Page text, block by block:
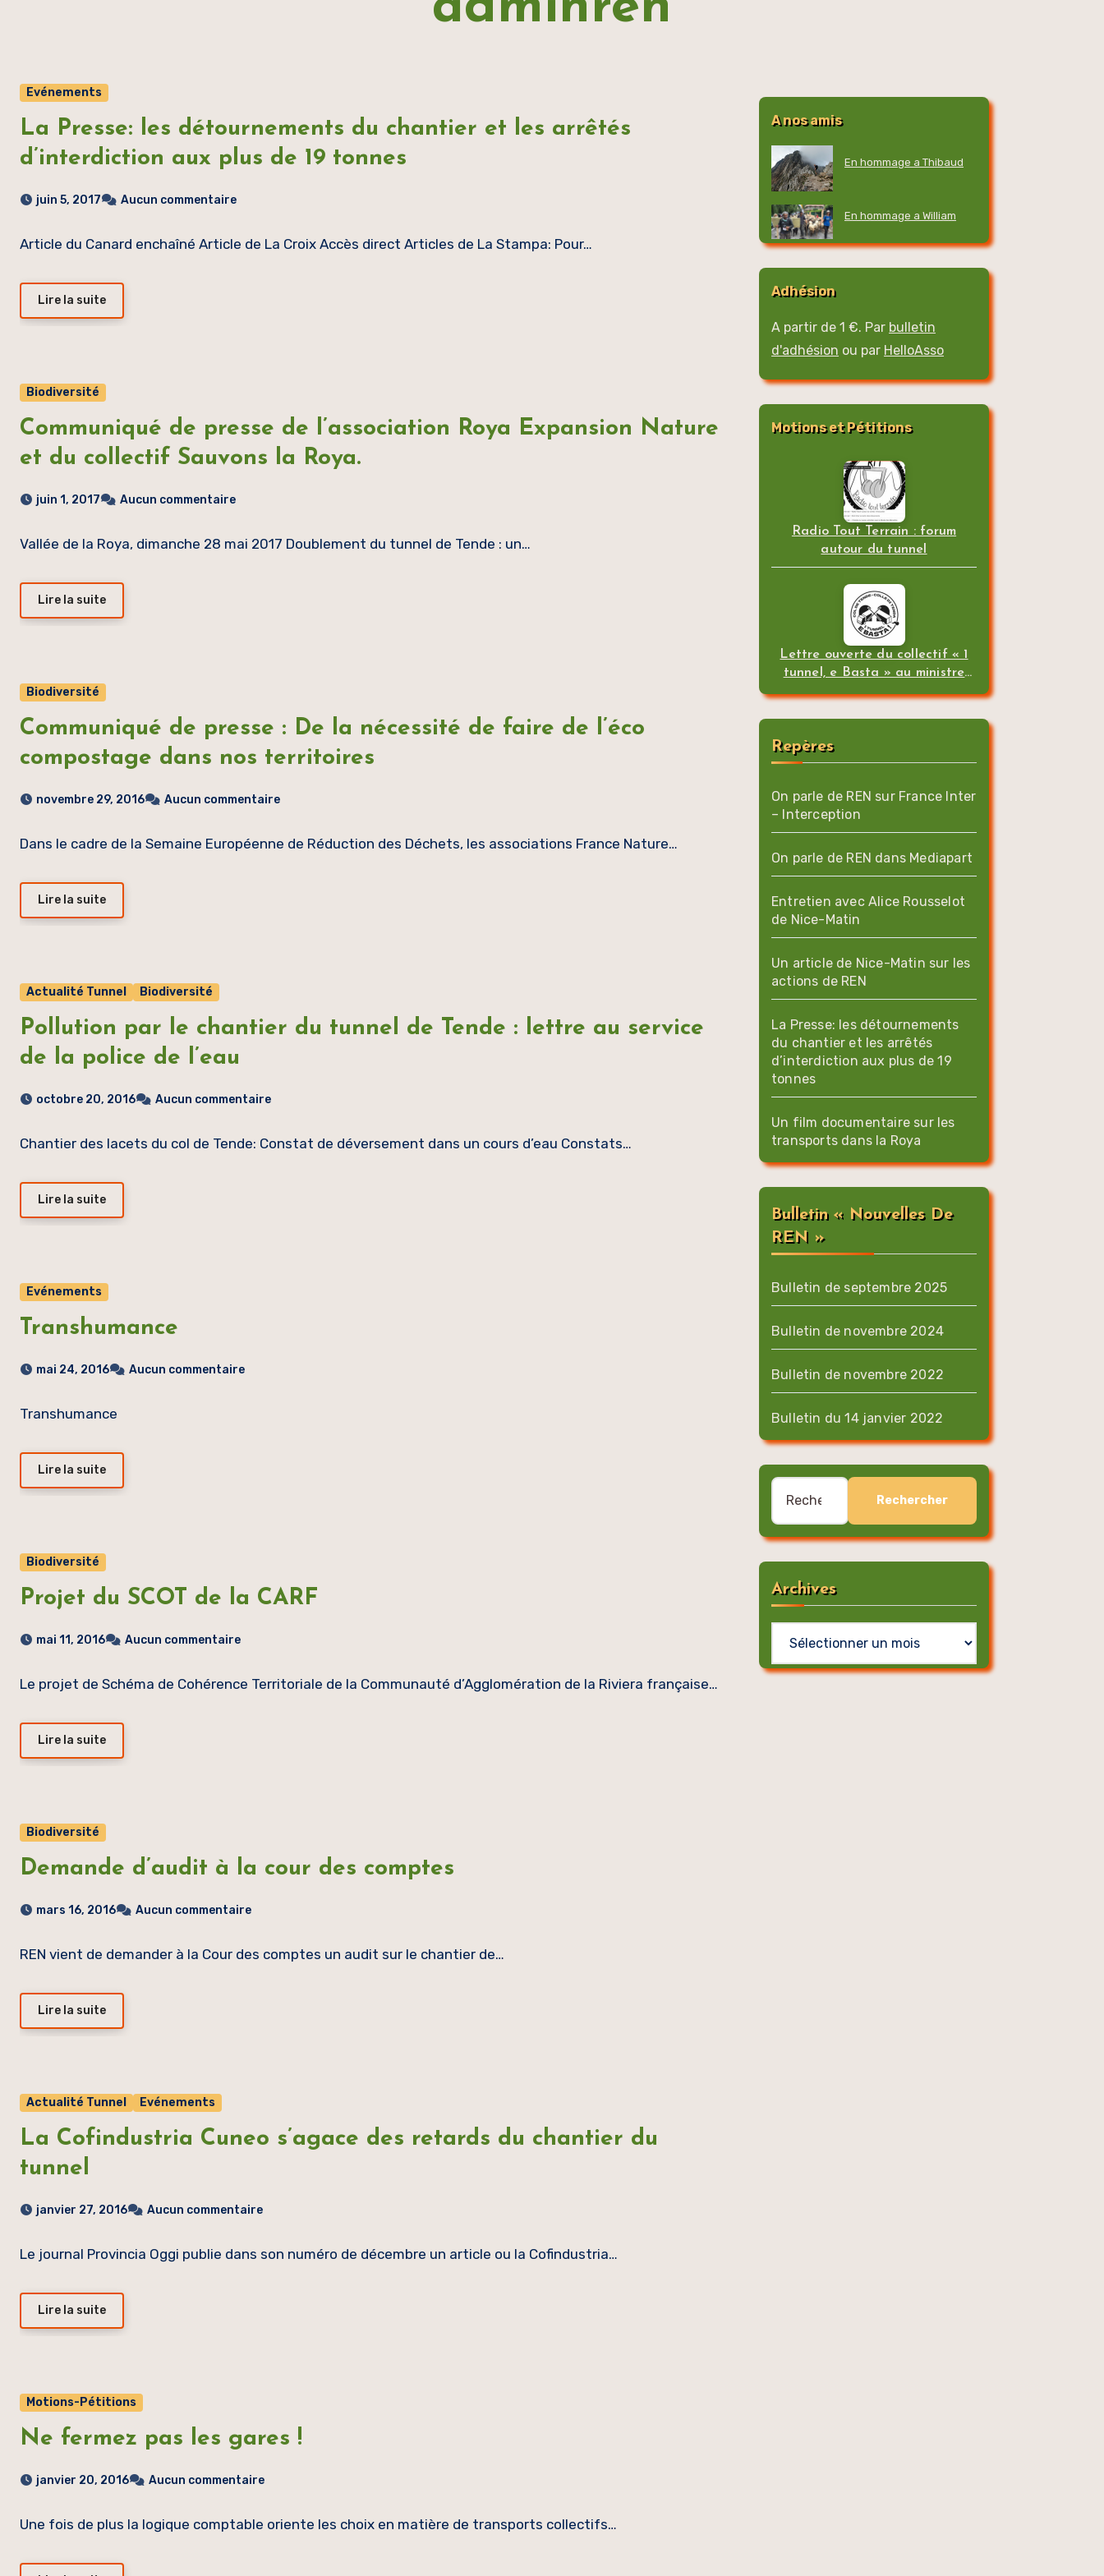
Evénements
La Presse: les détournements du chantier et les arrêtés
d’interdiction aux plus de 19 tonnes
juin 5, 2017 Aucun commentaire
Article du Canard enchaîné Article de La Croix Accès direct Articles de La Stampa: Pour…
Lire la suite
Biodiversité
Communiqué de presse de l’association Roya Expansion Nature
et du collectif Sauvons la Roya.
juin 1, 2017 Aucun commentaire
Vallée de la Roya, dimanche 28 mai 2017 Doublement du tunnel de Tende : un…
Lire la suite
Biodiversité
Communiqué de presse : De la nécessité de faire de l’éco
compostage dans nos territoires
novembre 29, 2016 Aucun commentaire
Dans le cadre de la Semaine Européenne de Réduction des Déchets, les associations France Nature…
Lire la suite
Actualité Tunnel Biodiversité
Pollution par le chantier du tunnel de Tende : lettre au service
de la police de l’eau
octobre 20, 2016 Aucun commentaire
Chantier des lacets du col de Tende: Constat de déversement dans un cours d’eau Constats…
Lire la suite
Evénements
Transhumance
mai 24, 2016 Aucun commentaire
Transhumance
Lire la suite
Biodiversité
Projet du SCOT de la CARF
mai 11, 2016 Aucun commentaire
Le projet de Schéma de Cohérence Territoriale de la Communauté d’Agglomération de la Riviera française…
Lire la suite
Biodiversité
Demande d’audit à la cour des comptes
mars 16, 2016 Aucun commentaire
REN vient de demander à la Cour des comptes un audit sur le chantier de…
Lire la suite
Actualité Tunnel Evénements
La Cofindustria Cuneo s’agace des retards du chantier du
tunnel
janvier 27, 2016 Aucun commentaire
Le journal Provincia Oggi publie dans son numéro de décembre un article ou la Cofindustria…
Lire la suite
Motions-Pétitions
Ne fermez pas les gares !
janvier 20, 2016 Aucun commentaire
Une fois de plus la logique comptable oriente les choix en matière de transports collectifs…
A nos amis
En hommage a Thibaud
En hommage a William
Adhésion
A partir de 1 €. Par bulletin
d'adhésion ou par HelloAsso
Motions et Pétitions
Radio Tout Terrain : forum
autour du tunnel
Lettre ouverte du collectif « 1
tunnel, e Basta » au ministre
Repères
On parle de REN sur France Inter
– Interception
On parle de REN dans Mediapart
Entretien avec Alice Rousselot
de Nice-Matin
Un article de Nice-Matin sur les
actions de REN
La Presse: les détournements
du chantier et les arrêtés
d’interdiction aux plus de 19
tonnes
Un film documentaire sur les
transports dans la Roya
Bulletin « Nouvelles De
REN »
Bulletin de septembre 2025
Bulletin de novembre 2024
Bulletin de novembre 2022
Bulletin du 14 janvier 2022
Rechercher :
Archives